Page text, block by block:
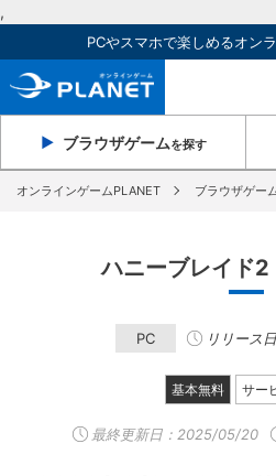
,
PCやスマホで楽しめるオン
ブラウザゲームを探す
オンラインゲームPLANET ブラウザゲー
ハニーブレイド2
PC リリース
基本無料 サー
最終更新日： 2025/05/20